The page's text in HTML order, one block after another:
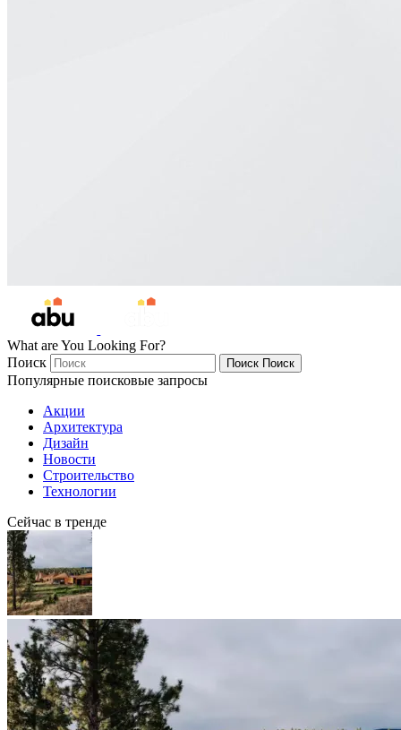
What are You Looking For?
Поиск
Поиск Поиск
Популярные поисковые запросы
Акции
Архитектура
Дизайн
Новости
Строительство
Технологии
Сейчас в тренде